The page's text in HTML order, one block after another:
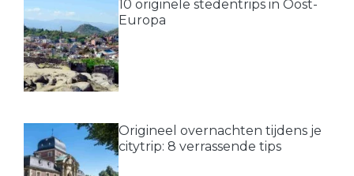
10 originele stedentrips in Oost-
Europa
Origineel overnachten tijdens je
citytrip: 8 verrassende tips